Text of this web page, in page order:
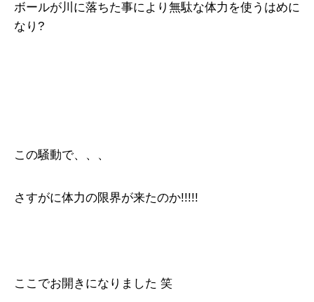
ボールが川に落ちた事により無駄な体力を使うはめに
なり?
この騒動で、、、
さすがに体力の限界が来たのか!!!!!
ここでお開きになりました 笑